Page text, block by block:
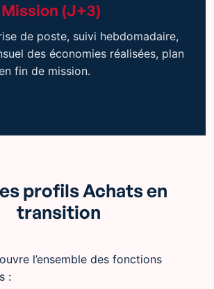
(J+3)
de poste, suivi hebdomadaire,
des économies réalisées, plan
fin de mission.
profils Achats en
transition
l’ensemble des fonctions
: